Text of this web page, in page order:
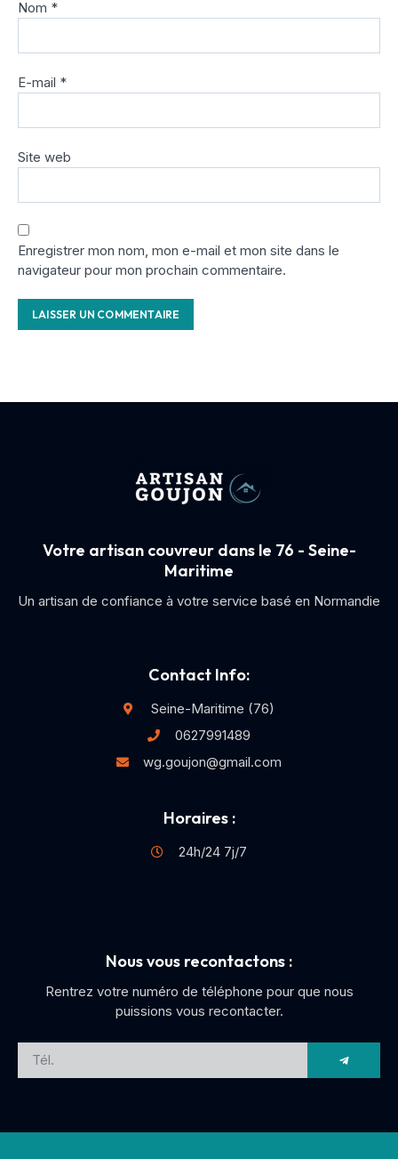
Nom *
E-mail *
Site web
Enregistrer mon nom, mon e-mail et mon site dans le
navigateur pour mon prochain commentaire.
Votre artisan couvreur dans le 76 - Seine-
Maritime
Un artisan de confiance à votre service basé en Normandie
Contact Info:
Seine-Maritime (76)
0627991489
wg.goujon@gmail.com
Horaires :
24h/24 7j/7
Nous vous recontactons :
Rentrez votre numéro de téléphone pour que nous
puissions vous recontacter.